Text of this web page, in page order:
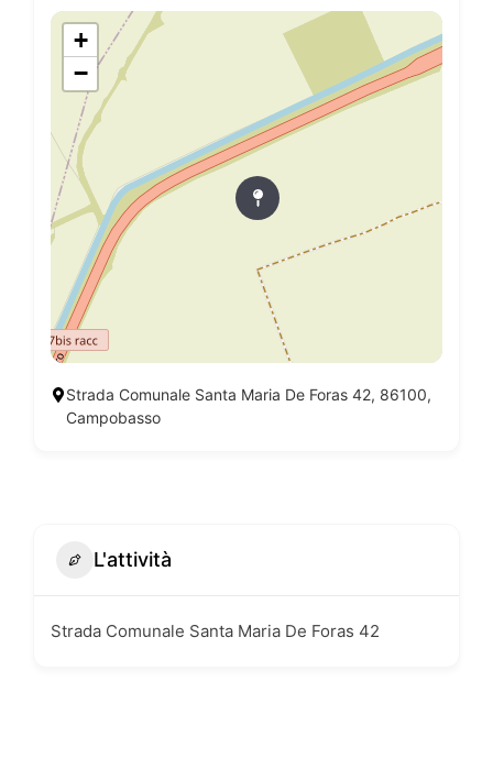
+
−
Strada Comunale Santa Maria De Foras 42, 86100,
Campobasso
L'attività
Strada Comunale Santa Maria De Foras 42